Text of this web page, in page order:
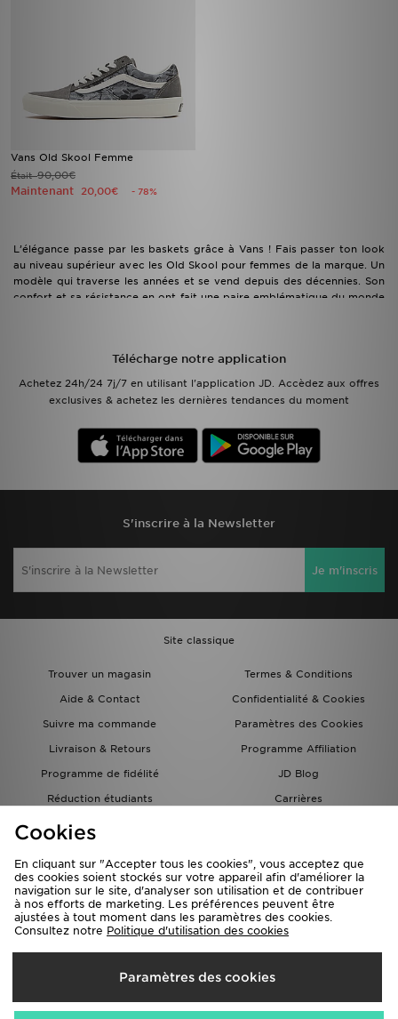
Vans Old Skool Femme
Était90,00€
Maintenant 20,00€ - 78%
L’élégance passe par les baskets grâce à Vans ! Fais passer ton look
au niveau supérieur avec les Old Skool pour femmes de la marque. Un
modèle qui traverse les années et se vend depuis des décennies. Son
confort et sa résistance en ont fait une paire emblématique du monde
Télécharge notre application
Achetez 24h/24 7j/7 en utilisant l'application JD. Accèdez aux offres
exclusives & achetez les dernières tendances du moment
S'inscrire à la Newsletter
Je m'inscris
Site classique
Trouver un magasin
Termes & Conditions
Aide & Contact
Confidentialité & Cookies
Suivre ma commande
Paramètres des Cookies
Livraison & Retours
Programme Affiliation
Programme de fidélité
JD Blog
Réduction étudiants
Carrières
Carte Cadeau
Livraison Vers
France
Cookies
En cliquant sur "Accepter tous les cookies", vous acceptez que
des cookies soient stockés sur votre appareil afin d'améliorer la
navigation sur le site, d'analyser son utilisation et de contribuer
à nos efforts de marketing. Les préférences peuvent être
ajustées à tout moment dans les paramètres des cookies.
Consultez notre Politique d'utilisation des cookies
Paramètres des cookies